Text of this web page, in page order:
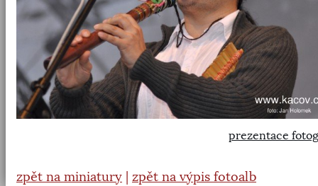
prezentace
zpět na miniatury zpět na výpis fotoalb